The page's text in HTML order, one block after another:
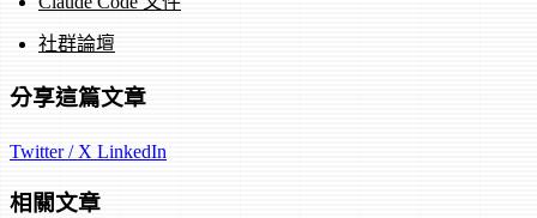
社群論壇
分享這篇文章
Twitter / X LinkedIn
相關文章